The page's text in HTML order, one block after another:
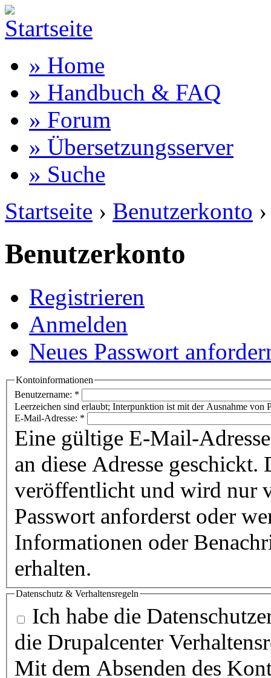
» Home
» Handbuch & FAQ
» Forum
» Übersetzungsserver
» Suche
Startseite › Benutzerkonto ›
Benutzerkonto
Registrieren
Anmelden
Neues Passwort
Kontoinformationen
Benutzername: *
Leerzeichen sind erlaubt; Interpunktion ist mit der Ausnahme von
E-Mail-Adresse: *
Eine gültige E-Mail-
an diese Adresse
veröffentlicht und wird nur
Passwort anforderst oder
Informationen oder
erhalten.
Datenschutz & Verhaltensregeln
Ich habe die
die Drupalcenter
Mit dem Absenden des